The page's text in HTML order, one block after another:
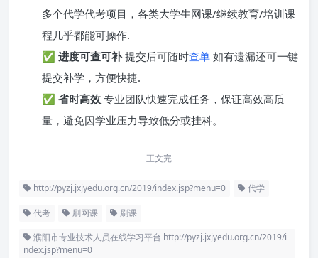
多个代学代考项目，各类大学生网课/继续教育/培训课
程几乎都能可操作.
✅ 进度可查可补提交后可随时查单 如有遗漏还可一键
提交补学，方便快捷.
✅ 省时高效 专业团队快速完成任务，保证高效高质
量，避免因学业压力导致低分或挂科。
正文完
http://pyzj.jxjyedu.org.cn/2019/index.jsp?menu=0 代学
代考 刷网课
刷课
濮阳市专业技术人员在线学习平台 http://pyzj.jxjyedu.org.cn/2019/i
ndex.jsp?menu=0